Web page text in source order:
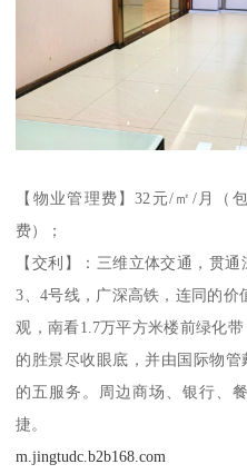
【物业管理费】32元/㎡/月（
费）；
【交利】：三维立体交通，贯
3、4号线，广深高铁，连同的
观，南看1.7万平方米楼前绿化
的胜景尽收眼底，并由国际物
的五服务。周边商场、银行、
捷。
m.jingtudc.b2b168.com